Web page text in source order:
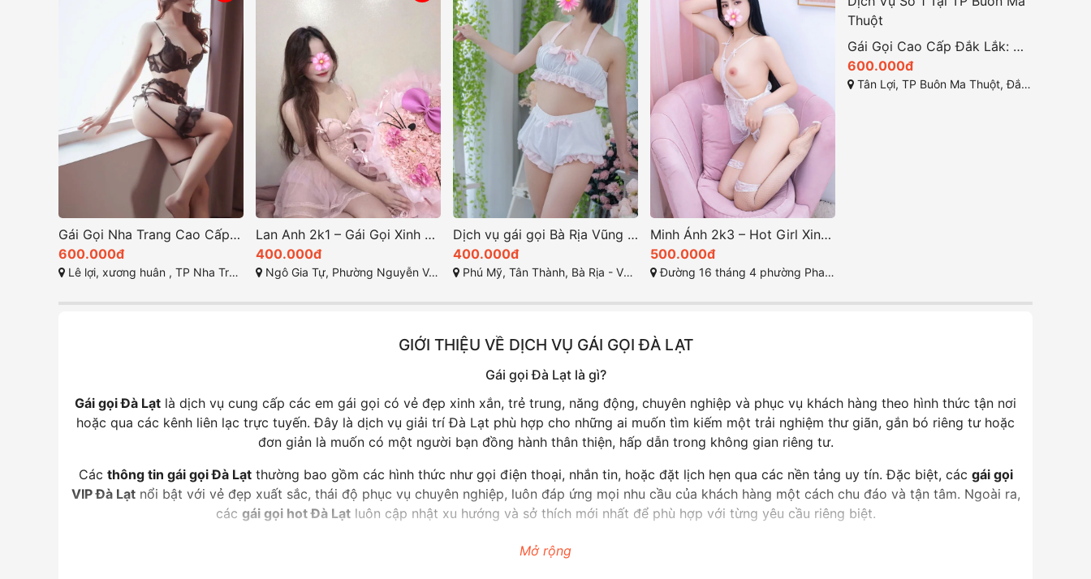
Gái Gọi Nha Trang Cao Cấp – Minh Anh 2k Body Nuột Nà Mông Mẩy Sexy Dâm Đãng
600.000đ
Lê lợi, xương huân , TP Nha Trang
Lan Anh 2k1 – Gái Gọi Xinh Đẹp Quy Nhơn Với Hàng Ngon, Body Đẹp, Dâm Chiều Tận Tâm
400.000đ
Ngô Gia Tự, Phường Nguyễn Văn Cừ, Thành phố Quy Nhơn, Tỉnh Bình Định
Dịch vụ gái gọi Bà Rịa Vũng Tàu – Diệu Anh: Người tình mùa đông, Ngoan chiều dễ bảo, yêu chiều hết mình
400.000đ
Phú Mỹ, Tân Thành, Bà Rịa - Vũng Tàu
Minh Ánh 2k3 – Hot Girl Xinh, Body Cực Đẹp, Đam Mê Tuyệt Vời
500.000đ
Đường 16 tháng 4 phường Phan Rang _ Ninh Thuận
Gái Gọi Cao Cấp Đắk Lắk: Dịch Vụ Số 1 Tại TP Buôn Ma Thuột
600.000đ
Tân Lợi, TP Buôn Ma Thuột, Đắk Lắk
GIỚI THIỆU VỀ DỊCH VỤ GÁI GỌI ĐÀ LẠT
Gái gọi Đà Lạt là gì?
Gái gọi Đà Lạt là dịch vụ cung cấp các em gái gọi có vẻ đẹp xinh xắn, trẻ trung, năng động, chuyên nghiệp và phục vụ khách hàng theo hình thức tận nơi
hoặc qua các kênh liên lạc trực tuyến. Đây là dịch vụ giải trí Đà Lạt phù hợp cho những ai muốn tìm kiếm một trải nghiệm thư giãn, gắn bó riêng tư hoặc
đơn giản là muốn có một người bạn đồng hành thân thiện, hấp dẫn trong không gian riêng tư.
Các thông tin gái gọi Đà Lạtthường bao gồm các hình thức như gọi điện thoại, nhắn tin, hoặc đặt lịch hẹn qua các nền tảng uy tín. Đặc biệt, các gái gọi
VIP Đà Lạtnổi bật với vẻ đẹp xuất sắc, thái độ phục vụ chuyên nghiệp, luôn đáp ứng mọi nhu cầu của khách hàng một cách chu đáo và tận tâm. Ngoài ra,
các gái gọi hot Đà Lạtluôn cập nhật xu hướng và sở thích mới nhất để phù hợp với từng yêu cầu riêng biệt.
Tại sao nên chọn gái gọi Đà Lạt?
Mở rộng